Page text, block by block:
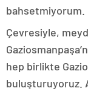
bahsetmiyorum.
Çevresiyle,
hep birlikte
buluşturuyoruz.